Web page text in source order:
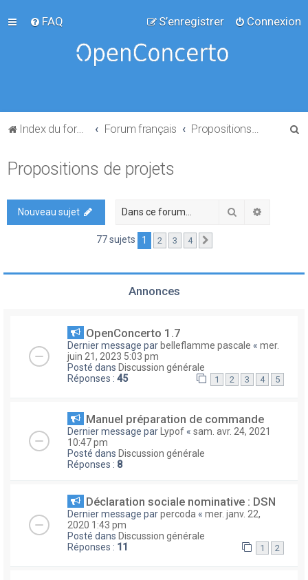
FAQ Connexion
S’enregistrer
Index du forum Forum français
Propositions de projets
Nouveau sujet Rechercher
77 sujets 1 2 3 4
Annonces
OpenConcerto 1.7
Dernier message par belleflamme pascale « mer.
juin 21, 2023 5:03 pm
Posté dans Discussion générale
Réponses : 45 1 2 3 4 5
Manuel préparation de commande
Dernier message par Lypof « sam. avr. 24, 2021
10:47 pm
Posté dans Discussion générale
Réponses : 8
Déclaration sociale nominative : DSN
Dernier message parpercoda « mer. janv. 22,
2020 1:43 pm
Posté dans Discussion générale
Réponses : 11 1 2